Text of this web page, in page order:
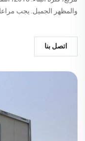
والمظهر الجميل. يجب
اتصل بنا